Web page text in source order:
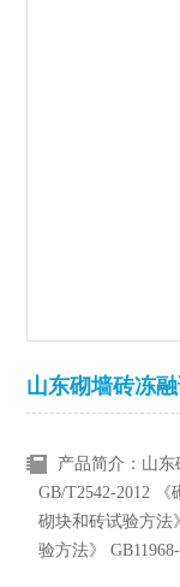
山东砌墙砖冻
产品简介：山东
GB/T2542-2012 《
砌块和砖试验方法
验方法》